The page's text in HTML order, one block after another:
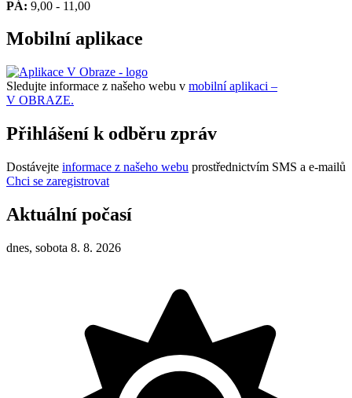
PÁ: 9,00 - 11,00
Mobilní aplikace
Sledujte informace z našeho webu v mobilní aplikaci –
V OBRAZE.
Přihlášení k odběru zpráv
Dostávejte informace z našeho webu prostřednictvím SMS a e-mailů
Chci se zaregistrovat
Aktuální počasí
dnes, sobota 8. 8. 2026